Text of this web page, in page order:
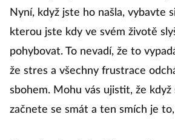
Nyní, když jste ho našla, vybavte
kterou jste kdy ve svém životě
pohybovat. To nevadí, že to
že stres a všechny frustrace
sbohem. Mohu vás ujistit, že když
začnete se smát a ten smích je